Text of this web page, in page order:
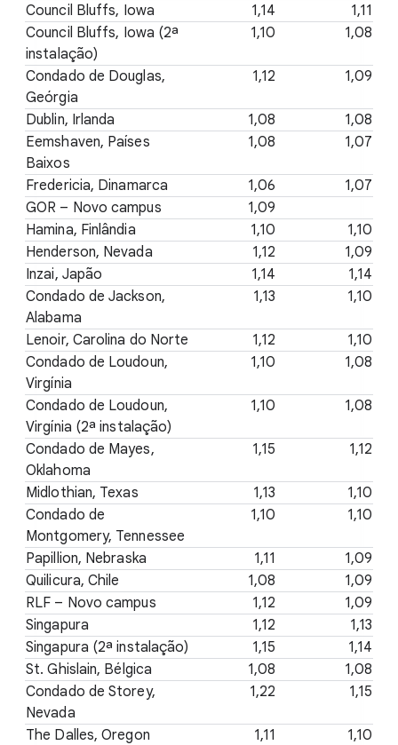
Council Bluffs, Iowa 1,14
1,11
Council Bluffs, Iowa (2ª
instalação)
1,10 1,08
Condado de Douglas,
Geórgia
1,12 1,09
Dublin, Irlanda 1,08
1,08
Eemshaven, Países
Baixos
1,08 1,07
Fredericia, Dinamarca 1,06
1,07
GOR – Novo campus
1,09
Hamina, Finlândia
1,10
1,10
Henderson, Nevada
1,12
1,09
Inzai, Japão
1,14
1,14
Condado de Jackson,
Alabama
1,13 1,10
Lenoir, Carolina do Norte 1,12
1,10
Condado de Loudoun,
Virgínia
1,10 1,08
Condado de Loudoun,
Virgínia (2ª instalação)
1,10 1,08
Condado de Mayes,
Oklahoma
1,15 1,12
Midlothian, Texas 1,13
1,10
Condado de
Montgomery, Tennessee
1,10 1,10
Papillion, Nebraska 1,11
1,09
Quilicura, Chile
1,08
1,09
RLF – Novo campus
1,12
1,09
Singapura
1,12
1,13
Singapura (2ª instalação)
1,15
1,14
St. Ghislain, Bélgica
1,08
1,08
Condado de Storey,
Nevada
1,22 1,15
The Dalles, Oregon 1,11
1,10